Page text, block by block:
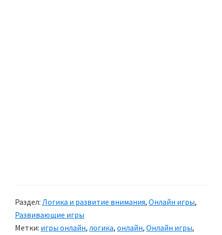
Раздел: Логика и развитие внимания, Онлайн игры,
Развивающие игры
Метки: игры онлайн, логика, онлайн, Онлайн игры,